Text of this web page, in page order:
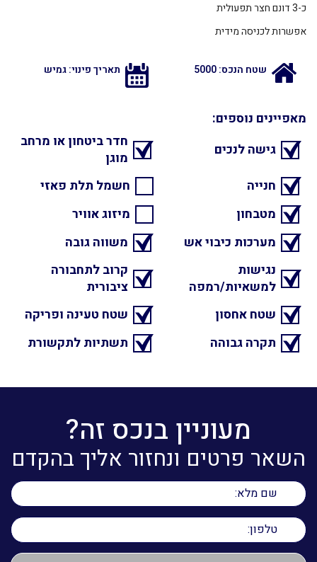
כ-3 דונם חצר תפעולית
אפשרות לכניסה מידית
שטח הנכס: 5000 תאריך פינוי: גמיש
מאפיינים נוספים:
גישה לנכים
חדר ביטחון או מרחב
מוגן
חנייה
חשמל תלת פאזי
מטבחון
מיזוג אוויר
מערכות כיבוי אש
משווה גובה
נגישות
למשאיות/רמפה
קרוב לתחבורה
ציבורית
שטח אחסון
שטח טעינה ופריקה
תקרה גבוהה
תשתיות לתקשורת
מעוניין בנכס זה?
השאר פרטים ונחזור אליך בהקדם